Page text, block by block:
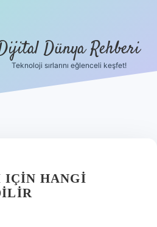
Dünya Rehberi
Teknoloji sırlarını eğlenceli keşfet!
IÇIN HANGI